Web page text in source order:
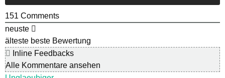
151 Comments
neuste
älteste beste Bewertung
Inline Feedbacks
Alle Kommentare ansehen